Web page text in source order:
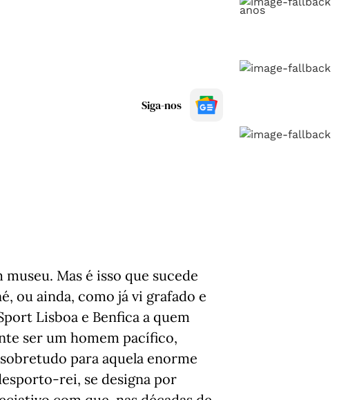
Siga-nos
Mas é isso que sucede
ou ainda, como já vi grafado e
Lisboa e Benfica a quem
ser um homem pacífico,
para aquela enorme
rei, se designa por